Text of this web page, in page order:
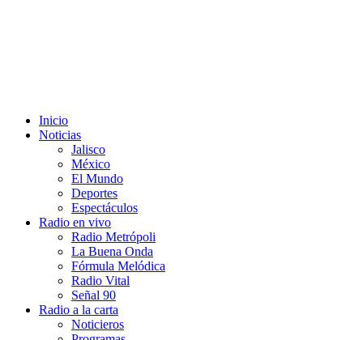
Inicio
Noticias
Jalisco
México
El Mundo
Deportes
Espectáculos
Radio en vivo
Radio Metrópoli
La Buena Onda
Fórmula Melódica
Radio Vital
Señal 90
Radio a la carta
Noticieros